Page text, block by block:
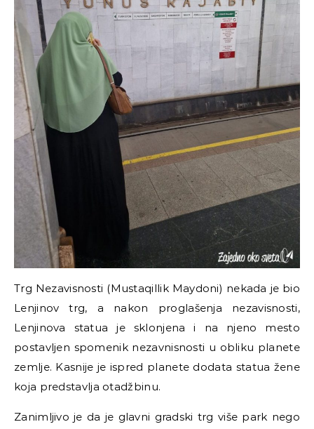
Trg Nezavisnosti (Mustaqillik Maydoni) nekada je bio
Lenjinov trg, a nakon proglašenja nezavisnosti,
Lenjinova statua je sklonjena i na njeno mesto
postavljen spomenik nezavnisnosti u obliku planete
zemlje. Kasnije je ispred planete dodata statua žene
koja predstavlja otadžbinu.
Zanimljivo je da je glavni gradski trg više park nego